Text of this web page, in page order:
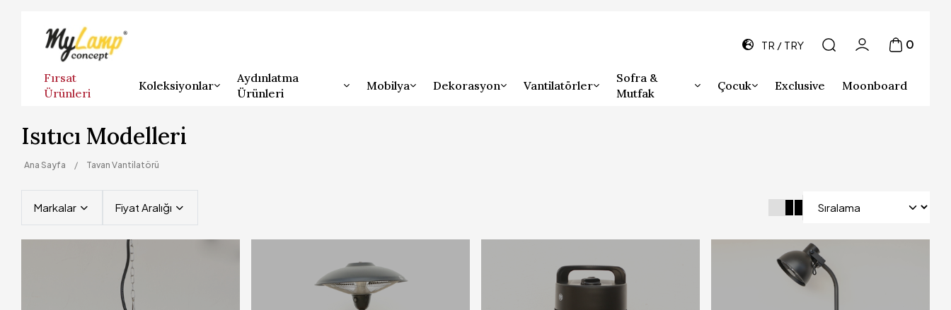
Fırsat
Ürünleri
Koleksiyonlar
Aydınlatma
Ürünleri
Mobilya Dekorasyon Vantilatörler
Sofra &
Mutfak
Çocuk Exclusive Moonboard
TR TRY 0
Isıtıcı Modelleri
Ana Sayfa Tavan Vantilatörü
Markalar Fiyat Aralığı